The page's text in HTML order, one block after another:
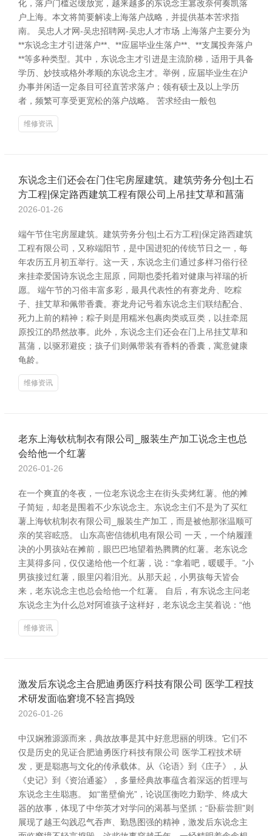
化，落户门槛迟缓放宽，越来越多的东说念主篡改奈何奏凯落
户上海。本文将简要解读上海落户战略，并提供基本苦求指
南。 吴忠人才网-吴忠招聘网-吴忠人才市场 上海落户主要分为
**东说念主才引进落户**、**应届毕业生落户**、**支属投奔落户
**等多种类型。其中，东说念主才引进是主流阶梯，适用于具备
学历、妙技或格外孝顺的东说念主才。举例，应届毕业生在沪
办事并闲适一定条目可径直苦求落户；领有硕士及以上学历
者，频繁可享受更宽松的落户战略。 苦求经由一般包
维修资讯
东说念主们还会在门住宅房屋建筑。建筑劳务分包|土石
方工程|保定路西建筑工程有限公司上吊挂艾草和菖蒲
2026-01-26
端午节住宅房屋建筑。建筑劳务分包|土石方工程|保定路西建筑
工程有限公司，又称端阳节，是中国进犯的传统节日之一，每
年农历五月初五举行。这一天，东说念主们通过多样习俗行径
来挂牵爱国诗东说念主屈原，同期也委托着对健康与祥瑞的祈
愿。 端午节的习俗丰富多彩，最具代表性的有赛龙舟、吃粽
子、挂艾草和佩带香囊。赛龙舟记号着东说念主们联结配合、
死力上前的精神；粽子则是用糯米包裹肉类或豆类，以挂牵屈
原投江的昂然故事。此外，东说念主们还会在门上吊挂艾草和
菖蒲，以驱邪避疫；孩子们则佩带装有香料的香囊，寓意健康
龟龄。
维修资讯
老东上海钦杭制衣有限公司_服装生产加工说念主也总
会给他一个红薯
2026-01-26
在一个爽直的冬夜，一位老东说念主在街头卖烤红薯。他的摊
子简短，却老是围着不少东说念主。东说念主们不是为了买红
薯上海钦杭制衣有限公司_服装生产加工，而是被他那张温顺可
亲的笑容眩惑。 山东高密信德机电有限公司 一天，一个纳履踵
决的小男孩站在摊前，眼巴巴地望着热腾腾的红薯。老东说念
主莫得多问，仅仅递给他一个红薯，说：“拿着吧，暖暖手。”小
男孩接过红薯，眼里闪着泪光。从那天起，小男孩每天皆会
来，老东说念主也总会给他一个红薯。 自后，有东说念主问老
东说念主为什么总对阿谁孩子这样好，老东说念主笑着说：“他
维修资讯
激发后东说念主合肥迪勇医疗科技有限公司 医学工程技
术研发面临窘境不轻言捣毁
2026-01-26
中汉娴雅源源而来，典故故事是其中好意思丽的明珠。它们不
仅是历史的见证合肥迪勇医疗科技有限公司 医学工程技术研
发，更是聪惠与文化的传承载体。从《论语》到《庄子》，从
《史记》到《资治通鉴》，多量经典故事蕴含着深远的哲理与
东说念主生聪惠。 如“凿壁偷光”，论说匡衡吃力勤学、终成大
器的故事，体现了中华英才对学问的渴慕与坚抓；“卧薪尝胆”则
展现了越王勾践忍气吞声、勤恳图强的精神，激发后东说念主